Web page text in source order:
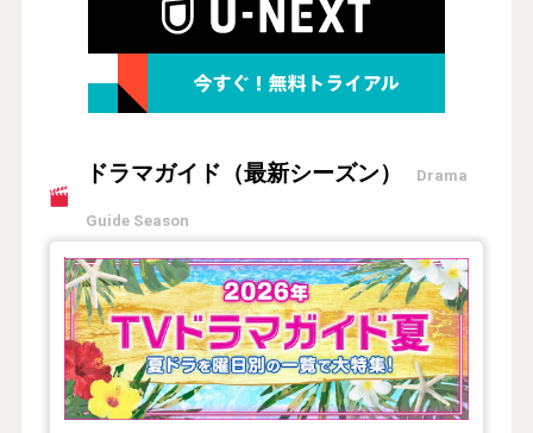
ドラマガイド（最新シーズン） Drama
Guide Season
【2026年夏】TVドラマガイド